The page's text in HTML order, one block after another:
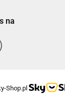
na
Shop.pl